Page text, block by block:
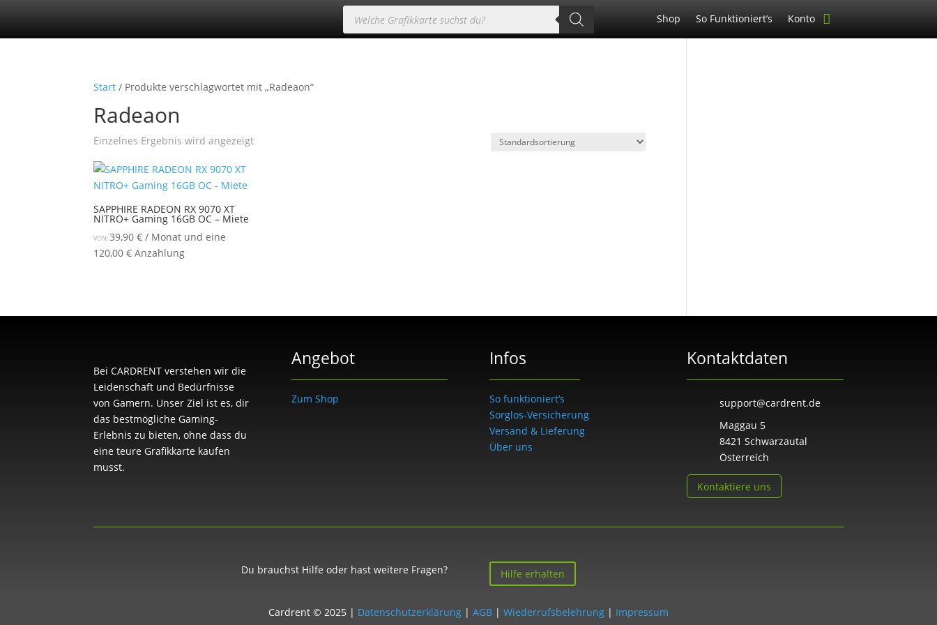
Products
search Shop So Funktioniert’s Konto
Start / Produkte verschlagwortet mit „Radeaon“
Radeaon
Einzelnes Ergebnis wird angezeigt
SAPPHIRE RADEON RX 9070 XT
NITRO+ Gaming 16GB OC – Miete
VON:39,90€ / Monat und eine
120,00€ Anzahlung
Bei CARDRENT verstehen wir die
Leidenschaft und Bedürfnisse
von Gamern. Unser Ziel ist es, dir
das bestmögliche Gaming-
Erlebnis zu bieten, ohne dass du
eine teure Grafikkarte kaufen
musst.
Angebot
Zum Shop
Infos
So funktioniert’s
Sorglos-Versicherung
Versand & Lieferung
Über uns
Kontaktdaten
support@cardrent.de
Maggau 5
8421 Schwarzautal
Österreich
Kontaktiere uns
Du brauchst Hilfe oder hast weitere Fragen? Hilfe erhalten
Cardrent © 2025 | Datenschutzerklärung | AGB | Wiederrufsbelehrung | Impressum